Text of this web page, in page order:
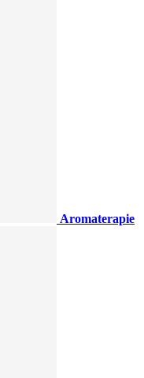
Aromaterapie